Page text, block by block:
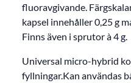
fluoravgivande.
kapsel innehåller 0,25 g
Finns även i sprutor à 4 g.
Universal micro-hybrid
fyllningar.Kan användas